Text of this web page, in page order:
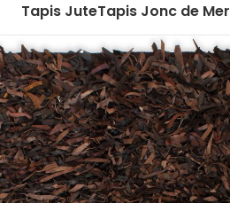
Tapis JuteTapis Jonc de Mer